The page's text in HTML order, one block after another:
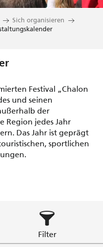
Sich organisieren
Festival „Chalon
und seinen
der
Region jedes Jahr
Das Jahr ist geprägt
sportlichen
Filter